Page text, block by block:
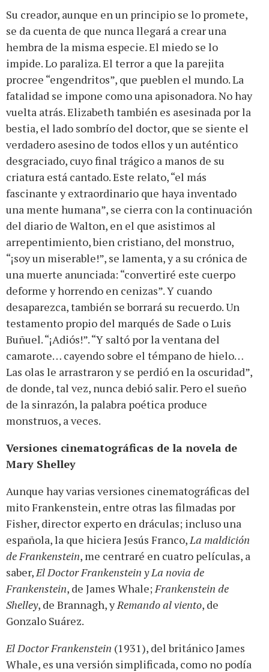
Su creador, aunque en un principio se lo promete,
se da cuenta de que nunca llegará a crear una
hembra de la misma especie. El miedo se lo
impide. Lo paraliza. El terror a que la parejita
procree “engendritos”, que pueblen el mundo. La
fatalidad se impone como una apisonadora. No hay
vuelta atrás. Elizabeth también es asesinada por la
bestia, el lado sombrío del doctor, que se siente el
verdadero asesino de todos ellos y un auténtico
desgraciado, cuyo final trágico a manos de su
criatura está cantado. Este relato, “el más
fascinante y extraordinario que haya inventado
una mente humana”, se cierra con la continuación
del diario de Walton, en el que asistimos al
arrepentimiento, bien cristiano, del monstruo,
“¡soy un miserable!”, se lamenta, y a su crónica de
una muerte anunciada: “convertiré este cuerpo
deforme y horrendo en cenizas”. Y cuando
desaparezca, también se borrará su recuerdo. Un
testamento propio del marqués de Sade o Luis
Buñuel. “¡Adiós!”. “Y saltó por la ventana del
camarote… cayendo sobre el témpano de hielo…
Las olas le arrastraron y se perdió en la oscuridad”,
de donde, tal vez, nunca debió salir. Pero el sueño
de la sinrazón, la palabra poética produce
monstruos, a veces.
Versiones cinematográficas de la novela de
Mary Shelley
Aunque hay varias versiones cinematográficas del
mito Frankenstein, entre otras las filmadas por
Fisher, director experto en dráculas; incluso una
española, la que hiciera Jesús Franco, La maldición
de Frankenstein, me centraré en cuatro películas, a
saber, El Doctor Frankenstein y La novia de
Frankenstein, de James Whale; Frankenstein de
Shelley, de Brannagh, yRemando al viento, de
Gonzalo Suárez.
El Doctor Frankenstein (1931), del británico James
Whale, es una versión simplificada, como no podía